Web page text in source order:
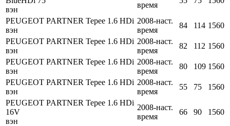
вэн
время
PEUGEOT PARTNER Tepee 1.6 HDi
вэн
2008-наст.
время
84 114 1560
PEUGEOT PARTNER Tepee 1.6 HDi
вэн
2008-наст.
время
82 112 1560
PEUGEOT PARTNER Tepee 1.6 HDi
вэн
2008-наст.
время
80 109 1560
PEUGEOT PARTNER Tepee 1.6 HDi
вэн
2008-наст.
время
55 75
1560
PEUGEOT PARTNER Tepee 1.6 HDi
16V
вэн
2008-наст.
время
66 90 1560